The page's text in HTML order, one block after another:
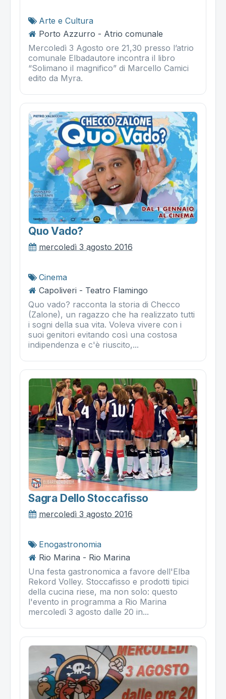
Arte e Cultura
Porto Azzurro - Atrio comunale
Mercoledì 3 Agosto ore 21,30 presso l’atrio
comunale Elbadautore incontra il libro
“Solimano il magnifico” di Marcello Camici
edito da Myra.
Quo Vado?
mercoledì 3 agosto 2016
Cinema
Capoliveri - Teatro Flamingo
Quo vado? racconta la storia di Checco
(Zalone), un ragazzo che ha realizzato tutti
i sogni della sua vita. Voleva vivere con i
suoi genitori evitando così una costosa
indipendenza e c'è riuscito,...
Sagra Dello Stoccafisso
mercoledì 3 agosto 2016
Enogastronomia
Rio Marina - Rio Marina
Una festa gastronomica a favore dell'Elba
Rekord Volley. Stoccafisso e prodotti tipici
della cucina riese, ma non solo: questo
l'evento in programma a Rio Marina
mercoledì 3 agosto dalle 20 in...